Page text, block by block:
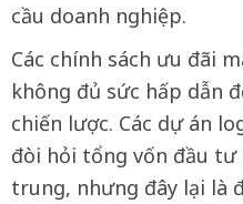
cầu doanh nghiệp.
Các chính sách ưu đãi
không đủ sức hấp dẫn
chiến lược. Các dự án
đòi hỏi tổng vốn đầu tư
trung, nhưng đây lại là